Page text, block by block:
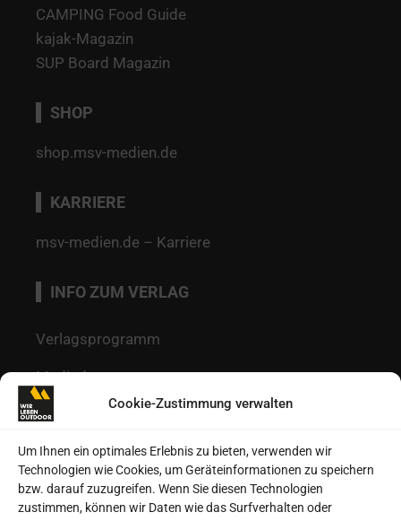
Cookie-Zustimmung verwalten
Um Ihnen ein optimales Erlebnis zu bieten, verwenden wir
Technologien wie Cookies, um Geräteinformationen zu speichern
bzw. darauf zuzugreifen. Wenn Sie diesen Technologien
zustimmen, können wir Daten wie das Surfverhalten oder
CAMPING Food Guide
kajak-Magazin
SUP Board Magazin
SHOP
shop.msv-medien.de
KARRIERE
msv-medien.de – Karriere
INFO ZUM VERLAG
Verlagsprogramm
Mediadaten
Redaktion
Kontakt
Autoren